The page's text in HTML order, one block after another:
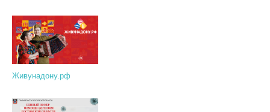
Живунадону.рф